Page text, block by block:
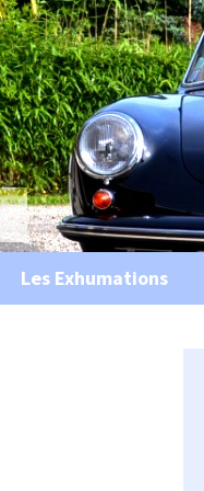
Les Exhumations